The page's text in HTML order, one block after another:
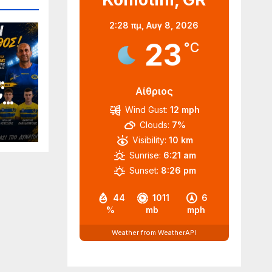
2:28 πμ,Αυγ 8, 2026
23 °C
Αίθριος
44
%
1011
mb
6
mph
Wind Gust: 12 mph
Clouds: 7%
Visibility: 10 km
Sunrise: 6:21 am
Sunset: 8:26 pm
Weather from WeatherAPI